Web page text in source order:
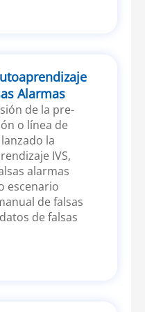
Alarmas
de la pre-
o línea de
la
IVS,
alarmas
escenario
de falsas
de falsas